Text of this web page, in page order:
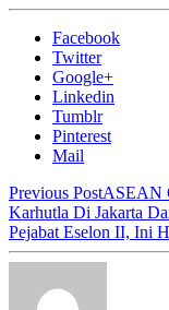
Facebook
Twitter
Google+
Linkedin
Tumblr
Pinterest
Mail
Previous PostASEAN
Karhutla Di Jakarta
Pejabat Eselon II, Ini